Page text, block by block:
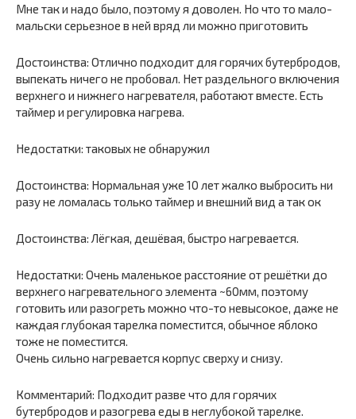
Мне так и надо было, поэтому я доволен. Но что то мало-
мальски серьезное в ней вряд ли можно приготовить
Достоинства: Отлично подходит для горячих бутербродов,
выпекать ничего не пробовал. Нет раздельного включения
верхнего и нижнего нагревателя, работают вместе. Есть
таймер и регулировка нагрева.
Недостатки: таковых не обнаружил
Достоинства: Нормальная уже 10 лет жалко выбросить ни
разу не ломалась только таймер и внешний вид а так ок
Достоинства: Лёгкая, дешёвая, быстро нагревается.
Недостатки: Очень маленькое расстояние от решётки до
верхнего нагревательного элемента ~60мм, поэтому
готовить или разогреть можно что-то невысокое, даже не
каждая глубокая тарелка поместится, обычное яблоко
тоже не поместится.
Очень сильно нагревается корпус сверху и снизу.
Комментарий: Подходит разве что для горячих
бутербродов и разогрева еды в неглубокой тарелке.